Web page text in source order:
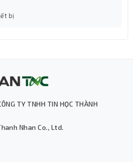
- Bảo mật nâng cao
một cách hiệu quả.
một tiện ích gồm 14 ngôn ngữ
phẩm giúp cho người dùng có thể
mềm và thiết lập mạng không
và dễ dàng, ngay cả đối với
bị
TY TNHH TIN HỌC THÀNH
Nhan Co., Ltd.